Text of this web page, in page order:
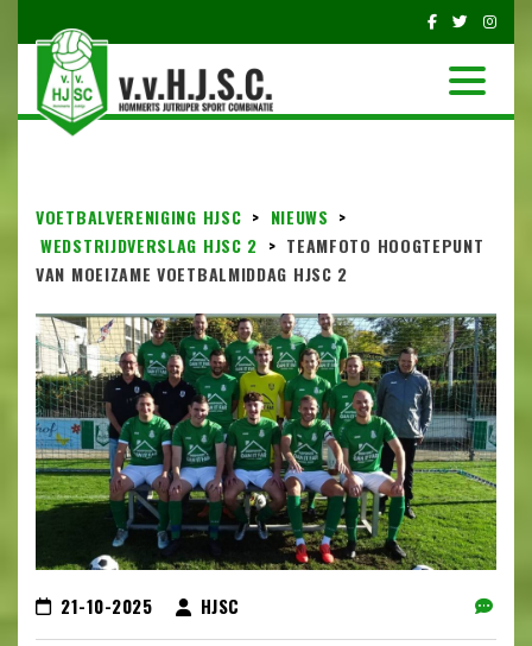
VOETBALVERENIGING HJSC > NIEUWS >
WEDSTRIJDVERSLAG HJSC 2 > TEAMFOTO HOOGTEPUNT
VAN MOEIZAME VOETBALMIDDAG HJSC 2
21-10-2025 HJSC